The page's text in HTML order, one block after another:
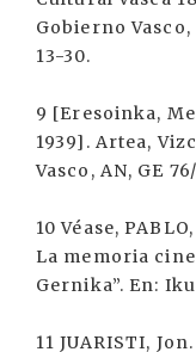
Gobierno
13-30.
9 [Eresoinka,
1939]. Artea,
Vasco, AN, GE
10 Véase,
La memoria
Gernika”. En:
11 JUARISTI,